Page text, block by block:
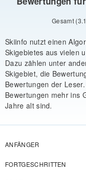
Gesamt
Skiinfo nutzt einen
Skigebietes aus vielen
Dazu zählen unter
Skigebiet, die
Bewertungen der
Bewertungen mehr ins
Jahre alt sind.
ANFÄNGER
FORTGESCHRITTEN